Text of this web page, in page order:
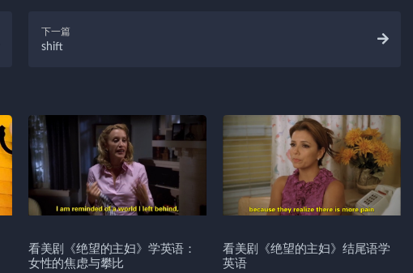
下一篇
shift
看美剧《绝望的主妇》学英语：
女性的焦虑与攀比
看美剧《绝望的主妇》结尾语学
英语